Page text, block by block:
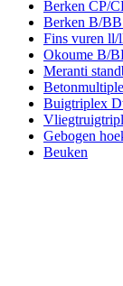
Berken CP/
Berken B/
Fins vuren
Okoume B/
Meranti
Buigtriplex
Gebogen
Beuken